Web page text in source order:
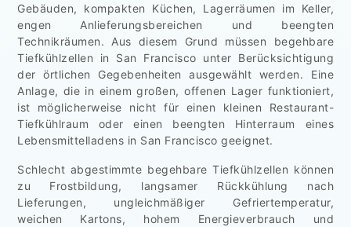
Gebäuden, kompakten Küchen, Lagerräumen im Keller,
engen Anlieferungsbereichen und beengten
Technikräumen. Aus diesem Grund müssen begehbare
Tiefkühlzellen in San Francisco unter Berücksichtigung
der örtlichen Gegebenheiten ausgewählt werden. Eine
Anlage, die in einem großen, offenen Lager funktioniert,
ist möglicherweise nicht für einen kleinen Restaurant-
Tiefkühlraum oder einen beengten Hinterraum eines
Lebensmittelladens in San Francisco geeignet.
Schlecht abgestimmte begehbare Tiefkühlzellen können
zu Frostbildung, langsamer Rückkühlung nach
Lieferungen, ungleichmäßiger Gefriertemperatur,
weichen Kartons, hohem Energieverbrauch und